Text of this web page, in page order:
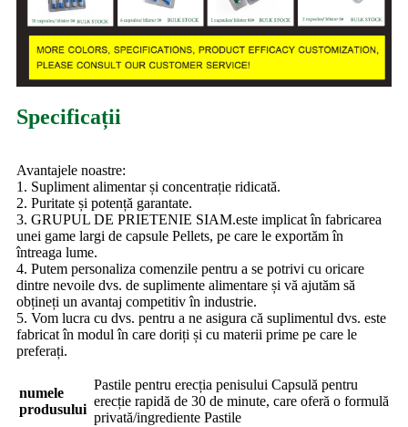
Specificații
Avantajele noastre:
1. Supliment alimentar și concentrație ridicată.
2. Puritate și potență garantate.
3. GRUPUL DE PRIETENIE SIAM.este implicat în fabricarea
unei game largi de capsule Pellets, pe care le exportăm în
întreaga lume.
4. Putem personaliza comenzile pentru a se potrivi cu oricare
dintre nevoile dvs. de suplimente alimentare și vă ajutăm să
obțineți un avantaj competitiv în industrie.
5. Vom lucra cu dvs. pentru a ne asigura că suplimentul dvs. este
fabricat în modul în care doriți și cu materii prime pe care le
preferați.
numele
produsului
Pastile pentru erecția penisului Capsulă pentru
erecție rapidă de 30 de minute, care oferă o formulă
privată/ingrediente Pastile